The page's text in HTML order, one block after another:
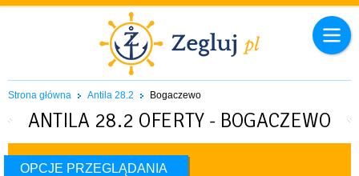
Strona główna Antila 28.2 Bogaczewo
ANTILA 28.2 OFERTY - BOGACZEWO
OPCJE PRZEGLĄDANIA